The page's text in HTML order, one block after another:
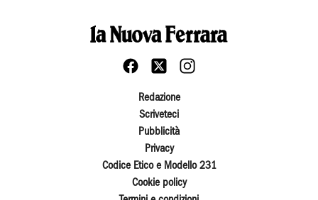
Redazione
Scriveteci
Pubblicità
Privacy
Codice Etico e Modello 231
Cookie policy